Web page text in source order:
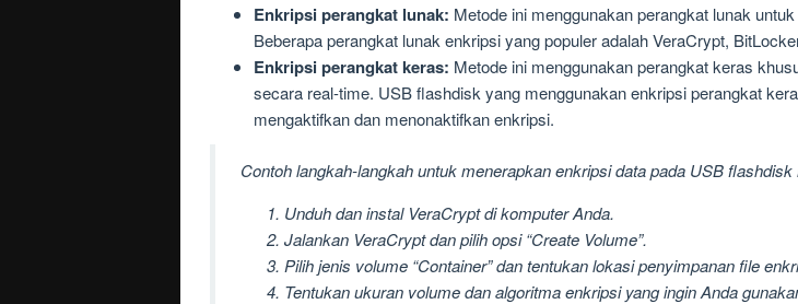
Enkripsi perangkat lunak: Metode ini menggunakan perangkat lunak
Beberapa perangkat lunak enkripsi yang populer adalah VeraCrypt,
Enkripsi perangkat keras: Metode ini menggunakan perangkat keras
secara real-time. USB flashdisk yang menggunakan enkripsi perangkat
mengaktifkan dan menonaktifkan enkripsi.
Contoh langkah-langkah untuk menerapkan enkripsi data pada USB
Unduh dan instal VeraCrypt di komputer Anda.
Jalankan VeraCrypt dan pilih opsi “Create Volume”.
Pilih jenis volume “Container” dan tentukan lokasi penyimpanan file
Tentukan ukuran volume dan algoritma enkripsi yang ingin Anda